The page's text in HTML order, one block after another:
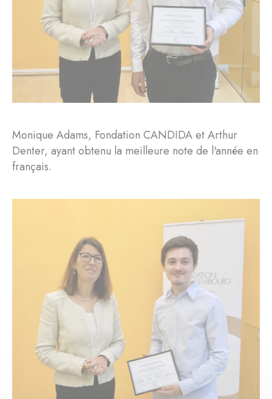
Monique Adams, Fondation CANDIDA et Arthur
Denter, ayant obtenu la meilleure note de l'année en
français.